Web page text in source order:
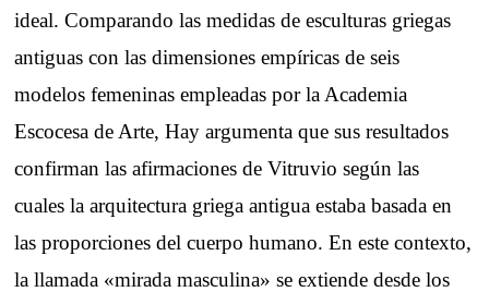
ideal. Comparando las medidas de esculturas griegas
antiguas con las dimensiones empíricas de seis
modelos femeninas empleadas por la Academia
Escocesa de Arte, Hay argumenta que sus resultados
confirman las afirmaciones de Vitruvio según las
cuales la arquitectura griega antigua estaba basada en
las proporciones del cuerpo humano. En este contexto,
la llamada «mirada masculina» se extiende desde los